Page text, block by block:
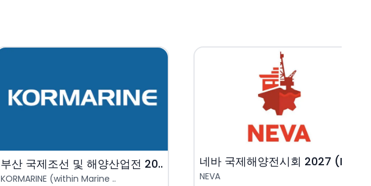
부산 국제조선 및 해양산업전 20..
KORMARINE (within Marine ..
네바 국제해양전시회 2027 (N..
NEVA